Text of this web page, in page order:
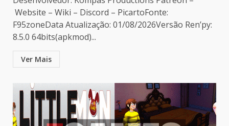
Website – Wiki – Discord – PicartoFonte:
F95zoneData Atualização: 01/08/2026Versão Ren’py:
8.5.0 64bits(apkmod)...
Ver Mais